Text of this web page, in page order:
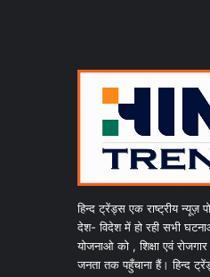
हिन्द ट्रेंड्स एक राष्ट्रीय न्यूज़
देश- विदेश में हो रही सभी
योजनाओ को , शिक्षा एवं
जनता तक पहुँचाना हैं। हिन्द